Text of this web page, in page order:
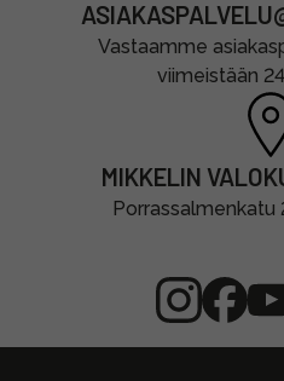
Vastaamme
viimeistään
MIKKELIN
Porrassalmenkatu